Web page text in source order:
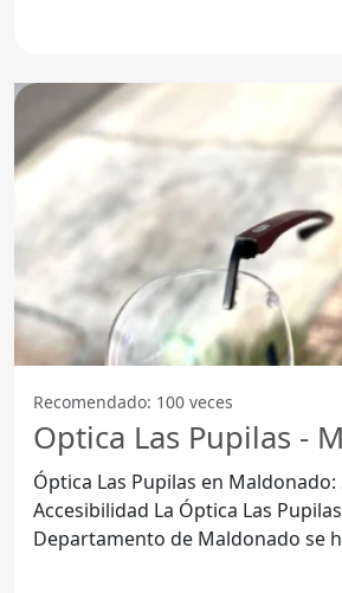
Recomendado: 100 veces
Optica Las Pupilas -
Óptica Las Pupilas en Maldonado:
Accesibilidad La Óptica Las Pupilas ubicada en el
Departamento de Maldonado se